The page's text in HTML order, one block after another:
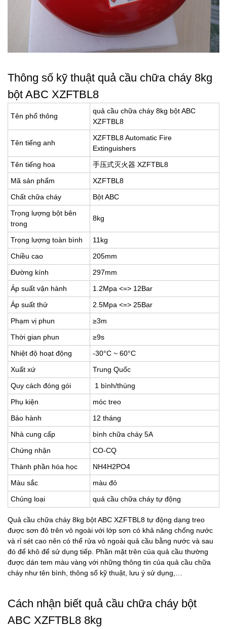
Thông số kỹ thuật quả cầu chữa cháy 8kg
bột ABC XZFTBL8
Tên phổ thông
quả cầu chữa cháy 8kg bột ABC
XZFTBL8
Tên tiếng anh
XZFTBL8 Automatic Fire
Extinguishers
Tên tiếng hoa
手压式灭火器 XZFTBL8
Mã sản phẩm
XZFTBL8
Chất chữa cháy
Bột ABC
Trọng lượng bột bên
trong
8kg
Trọng lượng toàn bình
11kg
Chiều cao
205mm
Đường kính
297mm
Áp suất vận hành
1.2Mpa <=> 12Bar
Áp suất thử
2.5Mpa <=> 25Bar
Phạm vị phun
≥3m
Thời gian phun
≥9s
Nhiệt độ hoạt động
-30°C ~ 60°C
Xuất xứ
Trung Quốc
Quy cách đóng gói
1 bình/thùng
Phụ kiện
móc treo
Bảo hành
12 tháng
Nhà cung cấp
bình chữa cháy 5A
Chứng nhận
CO-CQ
Thành phần hóa học
NH4H2PO4
Màu sắc
màu đỏ
Chủng loại
quả cầu chữa cháy tự động
Quả cầu chữa cháy 8kg bột ABC XZFTBL8 tự động dạng treo
được sơn đỏ trên vỏ ngoài với lớp sơn có khả năng chống nước
và rỉ sét cao nên có thể rửa vỏ ngoài quả cầu bằng nước và sau
đó để khô để sử dụng tiếp. Phần mặt trên của quả cầu thường
được dán tem màu vàng với những thông tin của quả cầu chữa
cháy như tên bình, thông số kỹ thuật, lưu ý sử dụng,…
Cách nhận biết quả cầu chữa cháy bột
ABC XZFTBL8 8kg